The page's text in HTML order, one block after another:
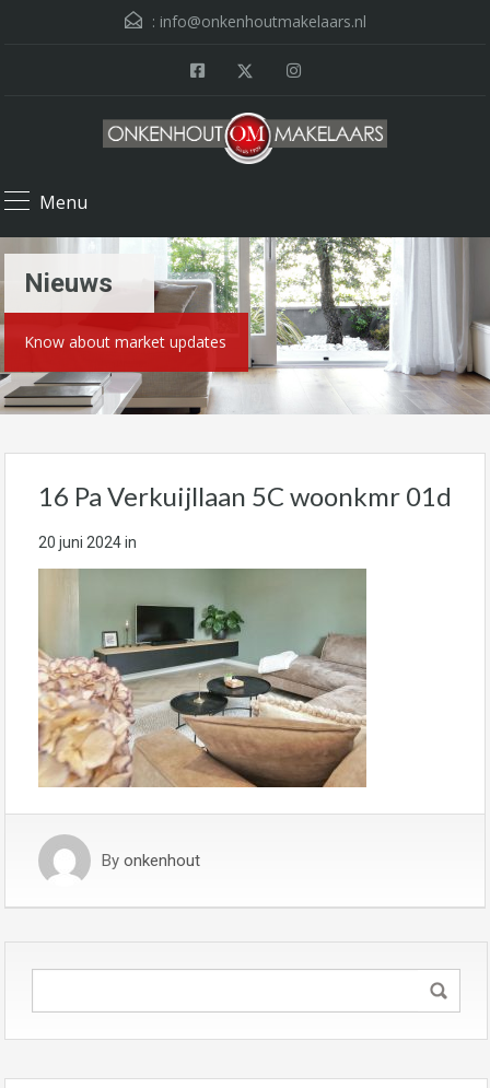
: info@onkenhoutmakelaars.nl
Menu
Nieuws
Know about market updates
16 Pa Verkuijllaan 5C woonkmr 01d
20 juni 2024in
By onkenhout